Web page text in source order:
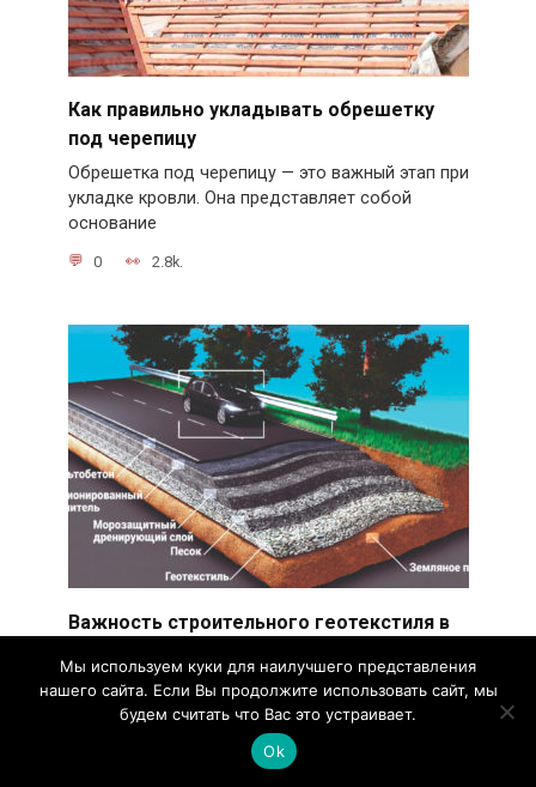
Как правильно укладывать обрешетку
под черепицу
Обрешетка под черепицу — это важный этап при
укладке кровли. Она представляет собой
основание
0 2.8k.
Важность строительного геотекстиля в
Строительный геотекстиль — это материал,
который используется во многих строительных
Мы используем куки для наилучшего представления
нашего сайта. Если Вы продолжите использовать сайт, мы
будем считать что Вас это устраивает.
Ok